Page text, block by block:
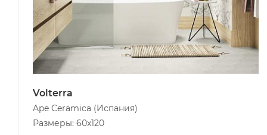
Volterra
Ape Ceramica (Испания)
Размеры: 60x120